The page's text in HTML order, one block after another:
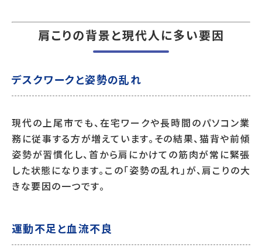
肩こりの背景と現代人に多い要因
デスクワークと姿勢の乱れ
現代の上尾市でも、在宅ワークや長時間のパソコン業
務に従事する方が増えています。その結果、猫背や前傾
姿勢が習慣化し、首から肩にかけての筋肉が常に緊張
した状態になります。この「姿勢の乱れ」が、肩こりの大
きな要因の一つです。
運動不足と血流不良